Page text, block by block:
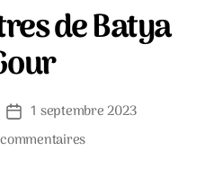
de Batya
Date
de
l’article
1 septembre 2023
sur